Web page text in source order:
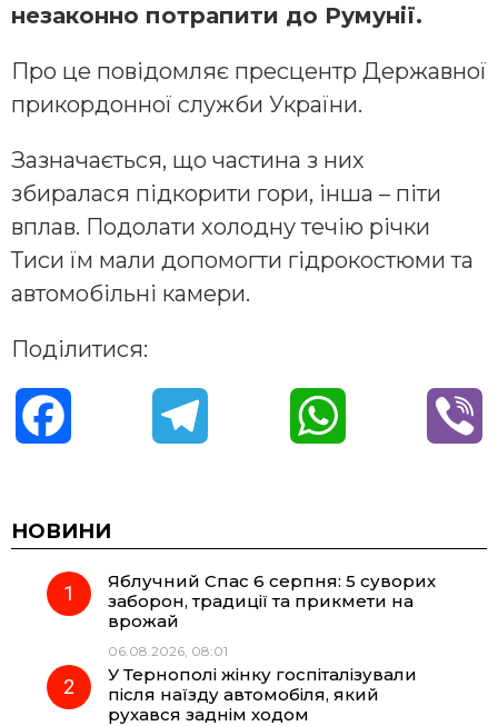
незаконно потрапити до Румунії.
Про це повідомляє пресцентр Державної
прикордонної служби України.
Зазначається, що частина з них
збиралася підкорити гори, інша – піти
вплав. Подолати холодну течію річки
Тиси їм мали допомогти гідрокостюми та
автомобільні камери.
Поділитися:
c
e
o
e
r
t
A
НОВИНИ
Яблучний Спас 6 серпня: 5 суворих
заборон, традиції та прикмети на
врожай
06.08.2026, 08:01
У Тернополі жінку госпіталізували
після наїзду автомобіля, який
рухався заднім ходом